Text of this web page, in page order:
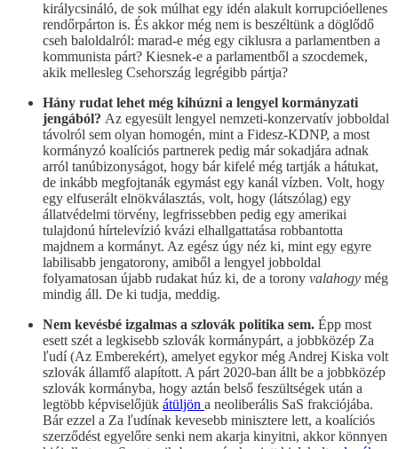
királycsináló, de sok múlhat egy idén alakult korrupcióellenes
rendőrpárton is. És akkor még nem is beszéltünk a döglődő
cseh baloldalról: marad-e még egy ciklusra a parlamentben a
kommunista párt? Kiesnek-e a parlamentből a szocdemek,
akik mellesleg Csehország legrégibb pártja?
Hány rudat lehet még kihúzni a lengyel kormányzati
jengából? Az egyesült lengyel nemzeti-konzervatív jobboldal
távolról sem olyan homogén, mint a Fidesz-KDNP, a most
kormányzó koalíciós partnerek pedig már sokadjára adnak
arról tanúbizonyságot, hogy bár kifelé még tartják a hátukat,
de inkább megfojtanák egymást egy kanál vízben. Volt, hogy
egy elfuserált elnökválasztás, volt, hogy (látszólag) egy
állatvédelmi törvény, legfrissebben pedig egy amerikai
tulajdonú hírtelevízió kvázi elhallgattatása robbantotta
majdnem a kormányt. Az egész úgy néz ki, mint egy egyre
labilisabb jengatorony, amiből a lengyel jobboldal
folyamatosan újabb rudakat húz ki, de a torony valahogy még
mindig áll. De ki tudja, meddig.
Nem kevésbé izgalmas a szlovák politika sem. Épp most
esett szét a legkisebb szlovák kormánypárt, a jobbközép Za
ľudí (Az Emberekért), amelyet egykor még Andrej Kiska volt
szlovák államfő alapított. A párt 2020-ban állt be a jobbközép
szlovák kormányba, hogy aztán belső feszültségek után a
legtöbb képviselőjük átüljön a neoliberális SaS frakciójába.
Bár ezzel a Za ľudínak kevesebb minisztere lett, a koalíciós
szerződést egyelőre senki nem akarja kinyitni, akkor könnyen